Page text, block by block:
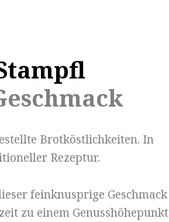
Brotköstlichkeiten. In
Rezeptur.
feinknusprige Geschmack
zu einem Genusshöhepunkt